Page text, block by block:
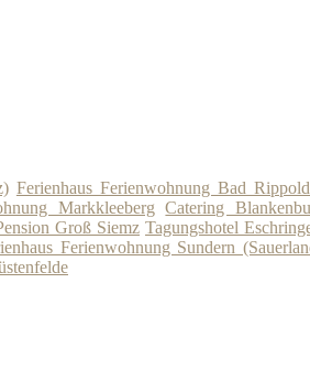
Ferienhaus Ferienwohnung Bad
Markkleeberg Catering
Groß Siemz Tagungshotel
Ferienwohnung Sundern